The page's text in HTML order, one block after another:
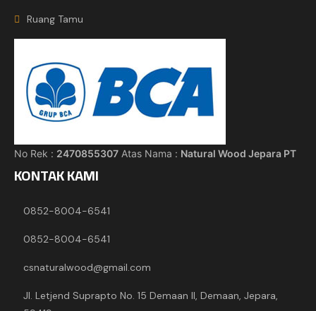
Ruang Tamu
No Rek : 2470855307 Atas Nama : Natural Wood Jepara PT
KONTAK KAMI
0852-8004-6541
0852-8004-6541
csnaturalwood@gmail.com
Jl. Letjend Suprapto No. 15 Demaan II, Demaan, Jepara,